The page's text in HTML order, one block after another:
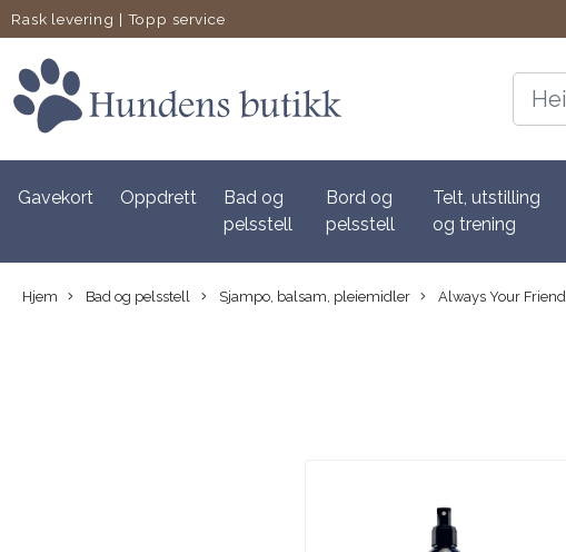
Rask levering | Topp service
Gavekort Oppdrett
Bad og
pelsstell
Bord og
pelsstell
Telt, utstilling
og trening
Hjem Bad og pelsstell Sjampo, balsam, pleiemidler Always Your Friend